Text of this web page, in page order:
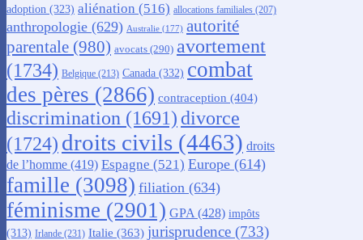
adoption (323) aliénation (516) allocations familiales (207)
anthropologie (629) Australie (177) autorité
parentale (980) avocats (290) avortement
(1734) Belgique (213) Canada (332) combat
des pères (2866) contraception (404)
discrimination (1691) divorce
(1724) droits civils (4463) droits
de l’homme (419) Espagne (521) Europe (614)
famille (3098) filiation (634)
féminisme (2901) GPA (428) impôts
(313) Irlande (231) Italie (363) jurisprudence (733)